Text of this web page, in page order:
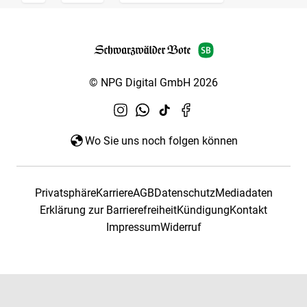
© NPG Digital GmbH 2026
Wo Sie uns noch folgen können
PrivatsphäreKarriereAGBDatenschutzMediadaten
Erklärung zur BarrierefreiheitKündigungKontakt
ImpressumWiderruf